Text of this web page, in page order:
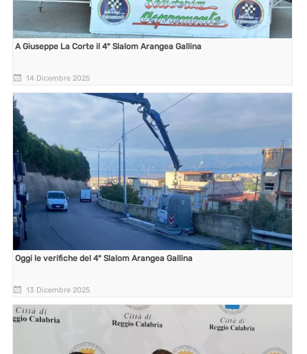
A Giuseppe La Corte il 4° Slalom Arangea Gallina
14 Dicembre 2025
Oggi le verifiche del 4° Slalom Arangea Gallina
13 Dicembre 2025